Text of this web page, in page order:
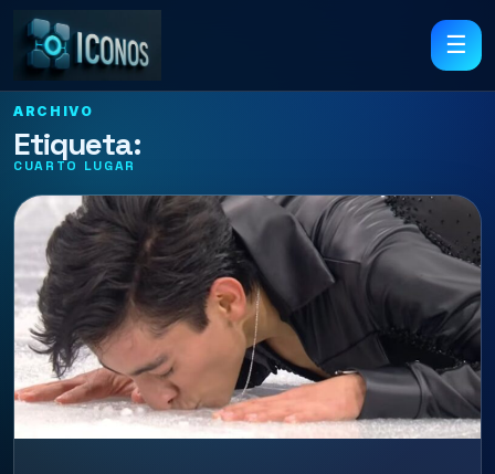
☰
ARCHIVO
Etiqueta:
CUARTO LUGAR